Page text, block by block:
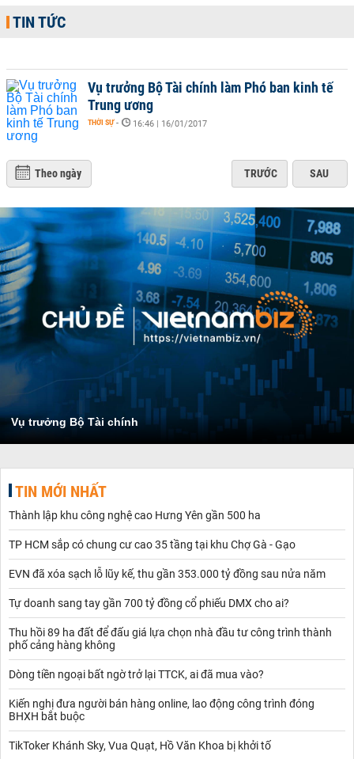
TIN TỨC
Vụ trưởng Bộ Tài chính làm Phó ban kinh tế
Trung ương
THỜI SỰ - 16:46 | 16/01/2017
Theo ngày TRƯỚC SAU
Vụ trưởng Bộ Tài chính
TIN MỚI NHẤT
Thành lập khu công nghệ cao Hưng Yên gần 500 ha
TP HCM sắp có chung cư cao 35 tầng tại khu Chợ Gà - Gạo
EVN đã xóa sạch lỗ lũy kế, thu gần 353.000 tỷ đồng sau nửa năm
Tự doanh sang tay gần 700 tỷ đồng cổ phiếu DMX cho ai?
Thu hồi 89 ha đất để đấu giá lựa chọn nhà đầu tư công trình thành
phố cảng hàng không
Dòng tiền ngoại bất ngờ trở lại TTCK, ai đã mua vào?
Kiến nghị đưa người bán hàng online, lao động công trình đóng
BHXH bắt buộc
TikToker Khánh Sky, Vua Quạt, Hồ Văn Khoa bị khởi tố